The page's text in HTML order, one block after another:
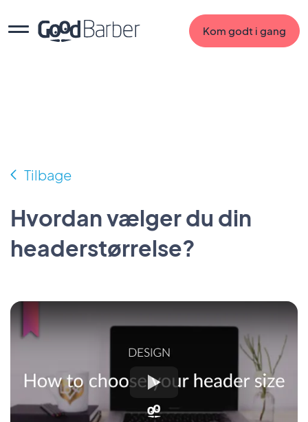
Kom godt i gang
Tilbage
Hvordan vælger du din
headerstørrelse?